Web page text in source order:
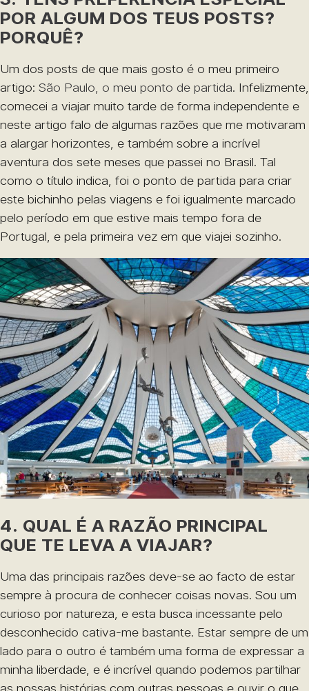
POR ALGUM DOS TEUS POSTS?
PORQUÊ?
Um dos posts de que mais gosto é o meu primeiro
artigo: São Paulo, o meu ponto de partida. Infelizmente,
comecei a viajar muito tarde de forma independente e
neste artigo falo de algumas razões que me motivaram
a alargar horizontes, e também sobre a incrível
aventura dos sete meses que passei no Brasil. Tal
como o título indica, foi o ponto de partida para criar
este bichinho pelas viagens e foi igualmente marcado
pelo período em que estive mais tempo fora de
Portugal, e pela primeira vez em que viajei sozinho.
4. QUAL É A RAZÃO PRINCIPAL
QUE TE LEVA A VIAJAR?
Uma das principais razões deve-se ao facto de estar
sempre à procura de conhecer coisas novas. Sou um
curioso por natureza, e esta busca incessante pelo
desconhecido cativa-me bastante. Estar sempre de um
lado para o outro é também uma forma de expressar a
minha liberdade, e é incrível quando podemos partilhar
as nossas histórias com outras pessoas e ouvir o que